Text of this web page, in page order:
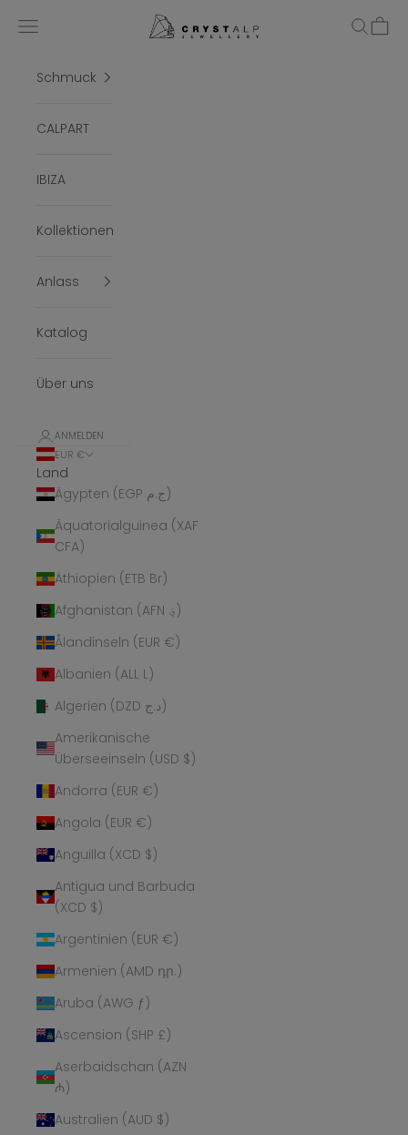
crystalpjewelry
Menü Suchen
Schmuck
CALPART
IBIZA
Kollektionen
Anlass
Katalog
Über uns
ANMELDEN
EUR €
Land
Ägypten (EGP ج.م)
Äquatorialguinea (XAF
CFA)
Äthiopien (ETB Br)
Afghanistan (AFN ؋)
Ålandinseln (EUR €)
Albanien (ALL L)
Algerien (DZD د.ج)
Amerikanische
Überseeinseln (USD $)
Andorra (EUR €)
Angola (EUR €)
Anguilla (XCD $)
Antigua und Barbuda
(XCD $)
Argentinien (EUR €)
Armenien (AMD դր.)
Aruba (AWG ƒ)
Ascension (SHP £)
Aserbaidschan (AZN
₼)
Australien (AUD $)